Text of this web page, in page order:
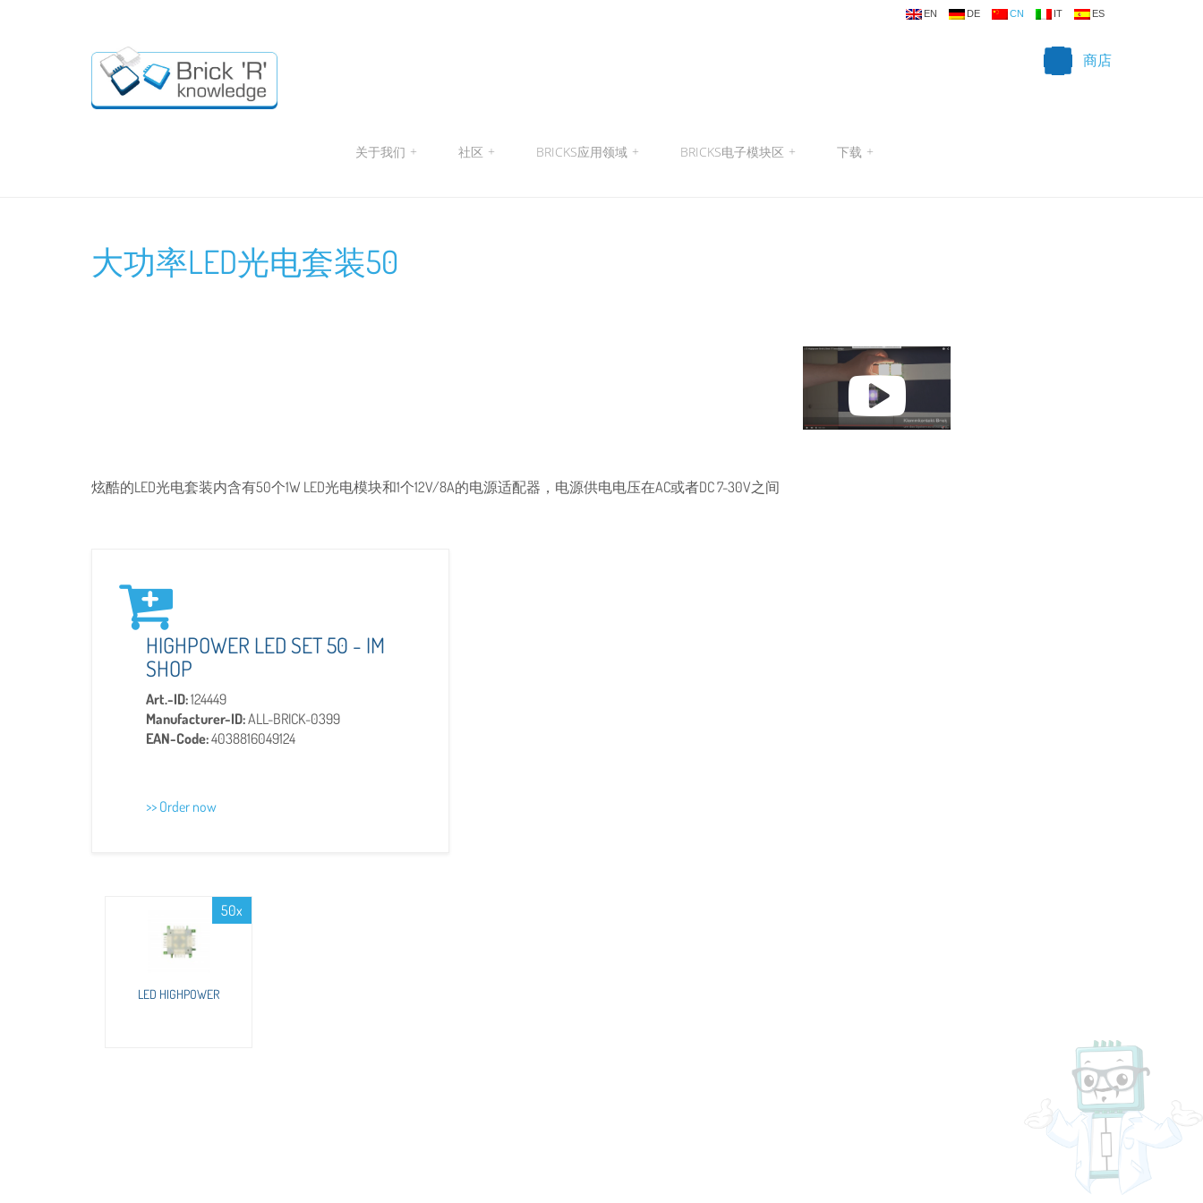
EN DE CN IT ES
商店
关于我们 + 社区 + BRICKS应用领域 + BRICKS电子模块区 + 下载 +
大功率LED光电套装50
炫酷的LED光电套装内含有50个1W LED光电模块和1个12V/8A的电源适配器，电源供电电压在AC或者DC 7-30V之间
HIGHPOWER LED SET 50 - IM
SHOP
Art.-ID:124449
Manufacturer-ID:ALL-BRICK-0399
EAN-Code:4038816049124
>> Order now
50x
LED HIGHPOWER